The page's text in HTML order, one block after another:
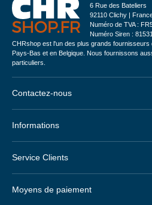
6 Rue des Bateliers
92110 Clichy |
Numéro de TVA :
Numéro Siren :
CHRshop est l'un des plus grands fournisseurs
Pays-Bas et en Belgique. Nous fournissons
particuliers.
Contactez-nous
Informations
Service Clients
Moyens de paiement